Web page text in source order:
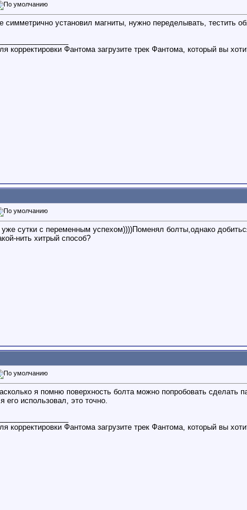
симметрично установил магниты, нужно переделывать, тестить
корректировки Фантома загрузите трек Фантома, который вы
сутки с переменным успехом))))Поменял болты,однако
нить хитрый способ?
я помню поверхность болта можно попробовать
его использовал, это точно.
корректировки Фантома загрузите трек Фантома, который вы